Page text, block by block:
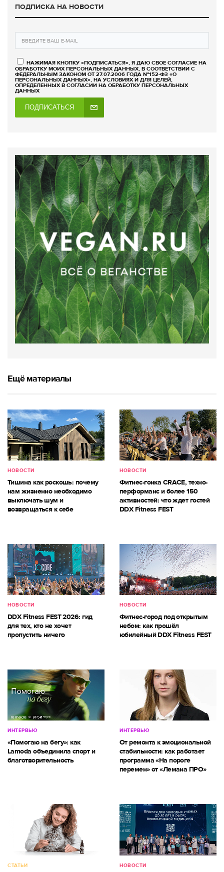
ПОДПИСКА НА НОВОСТИ
НАЖИМАЯ КНОПКУ «ПОДПИСАТЬСЯ», Я ДАЮ СВОЕ СОГЛАСИЕ НА
ОБРАБОТКУ МОИХ ПЕРСОНАЛЬНЫХ ДАННЫХ, В СООТВЕТСТВИИ С
ФЕДЕРАЛЬНЫМ ЗАКОНОМ ОТ 27.07.2006 ГОДА №152-ФЗ «О
ПЕРСОНАЛЬНЫХ ДАННЫХ», НА УСЛОВИЯХ И ДЛЯ ЦЕЛЕЙ,
ОПРЕДЕЛЕННЫХ В СОГЛАСИИ НА ОБРАБОТКУ ПЕРСОНАЛЬНЫХ
ДАННЫХ
ПОДПИСАТЬСЯ
Ещё материалы
НОВОСТИ
Тишина как роскошь: почему
нам жизненно необходимо
выключать шум и
возвращаться к себе
НОВОСТИ
Фитнес-гонка CRACE, техно-
перформанс и более 150
активностей: что ждет гостей
DDX Fitness FEST
НОВОСТИ
DDX Fitness FEST 2026: гид
для тех, кто не хочет
пропустить ничего
НОВОСТИ
Фитнес-город под открытым
небом: как прошёл
юбилейный DDX Fitness FEST
ИНТЕРВЬЮ
«Помогаю на бегу»: как
Lamoda объединила спорт и
благотворительность
ИНТЕРВЬЮ
От ремонта к эмоциональной
стабильности: как работает
программа «На пороге
перемен» от «Лемана ПРО»
СТАТЬИ НОВОСТИ